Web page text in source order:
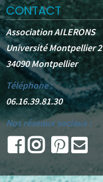
CONTACT
Association AILERONS
Université Montpellier 2
34090 Montpellier
Téléphone :
06.16.39.81.30
Nos réseaux sociaux :